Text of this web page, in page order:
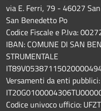
via E. Ferri, 79 - 46027
San Benedetto Po
Codice Fiscale e P.Iva:
IBAN: COMUNE DI SAN
STRUMENTALE
Versamenti da enti pubblici:
Codice univoco ufficio: